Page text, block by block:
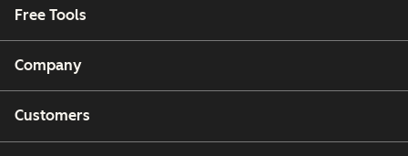
Free Tools
Company
Customers